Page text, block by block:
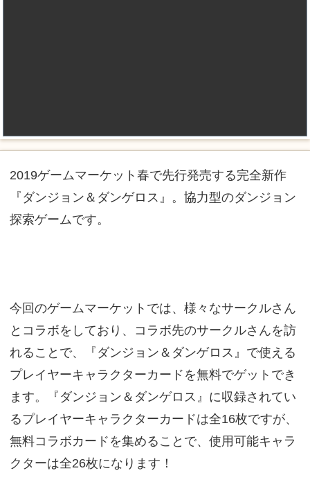
2019ゲームマーケット春で先行発売する完全新作
『ダンジョン＆ダンゲロス』。協力型のダンジョン
探索ゲームです。
今回のゲームマーケットでは、様々なサークルさん
とコラボをしており、コラボ先のサークルさんを訪
れることで、『ダンジョン＆ダンゲロス』で使える
プレイヤーキャラクターカードを無料でゲットでき
ます。『ダンジョン＆ダンゲロス』に収録されてい
るプレイヤーキャラクターカードは全16枚ですが、
無料コラボカードを集めることで、使用可能キャラ
クターは全26枚になります！